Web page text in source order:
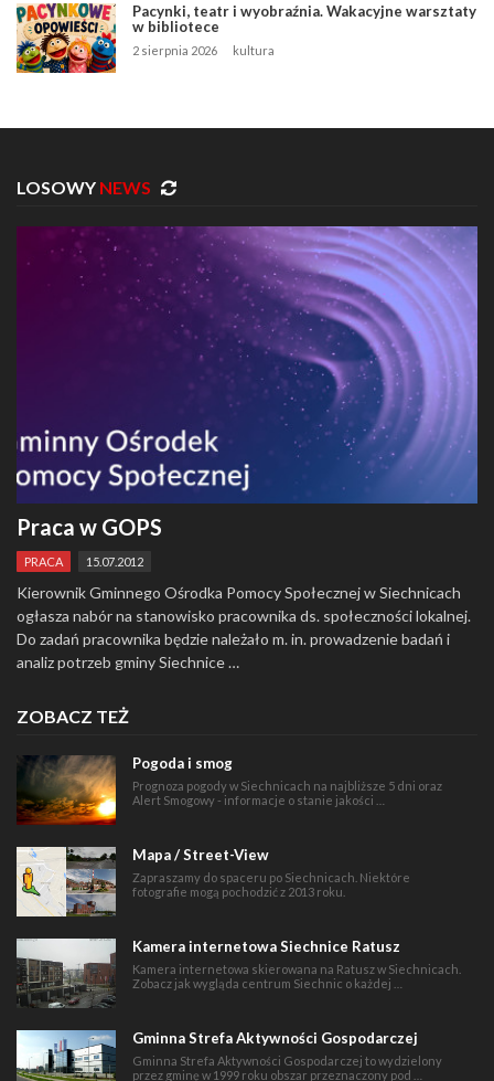
Pacynki, teatr i wyobraźnia. Wakacyjne warsztaty
w bibliotece
2 sierpnia 2026 kultura
LOSOWY NEWS
Praca w GOPS
PRACA 15.07.2012
Kierownik Gminnego Ośrodka Pomocy Społecznej w Siechnicach
ogłasza nabór na stanowisko pracownika ds. społeczności lokalnej.
Do zadań pracownika będzie należało m. in. prowadzenie badań i
analiz potrzeb gminy Siechnice …
ZOBACZ TEŻ
Pogoda i smog
Prognoza pogody w Siechnicach na najbliższe 5 dni oraz
Alert Smogowy - informacje o stanie jakości …
Mapa / Street-View
Zapraszamy do spaceru po Siechnicach. Niektóre
fotografie mogą pochodzić z 2013 roku.
Kamera internetowa Siechnice Ratusz
Kamera internetowa skierowana na Ratusz w Siechnicach.
Zobacz jak wygląda centrum Siechnic o każdej …
Gminna Strefa Aktywności Gospodarczej
Gminna Strefa Aktywności Gospodarczej to wydzielony
przez gminę w 1999 roku obszar przeznaczony pod …